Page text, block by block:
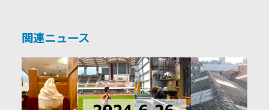
関連ニュース